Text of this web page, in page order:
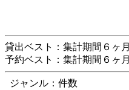
貸出ベスト：集計期間６ヶ月
予約ベスト：集計期間６ヶ月
ジャンル：件数